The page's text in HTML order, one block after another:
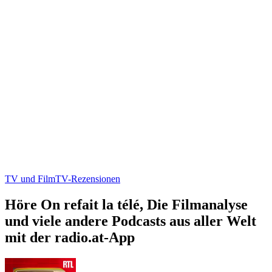
TV und FilmTV-Rezensionen
Höre On refait la télé, Die Filmanalyse
und viele andere Podcasts aus aller Welt
mit der radio.at-App